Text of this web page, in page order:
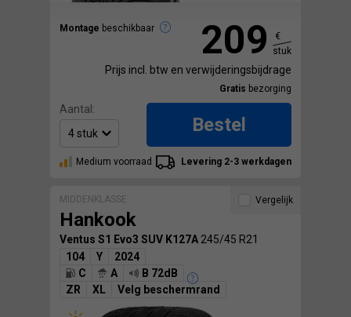
Montage beschikbaar 209
€
stuk
Prijs incl. btw en verwijderingsbijdrage
Gratis bezorging
Aantal:
Bestel
Medium voorraad Levering 2-3 werkdagen
MIDDENKLASSE
Hankook
Ventus S1 Evo3 SUV K127A 245/45 R21
104
Y
2024
C
A
B 72dB
ZR
XL Velg beschermrand
Vergelijk